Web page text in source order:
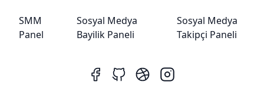
SMM
Panel
Sosyal Medya
Bayilik Paneli
Sosyal Medya
Takipçi Paneli